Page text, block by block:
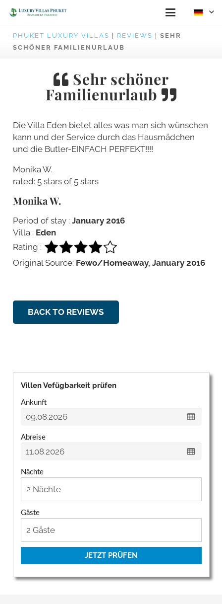
PHUKET LUXURY VILLAS REVIEWS
SEHR
SCHÖNER FAMILIENURLAUB
Sehr schöner
Familienurlaub
Die Villa Eden bietet alles was man sich wünschen
kann und der Service durch das Hausmädchen
und die Butler-EINFACH PERFEKT!!!!
Monika W.
rated: 5 stars of 5 stars
Monika W.
Period of stay : January 2016
Villa : Eden
Rating :
Original Source: Fewo/Homeaway, January 2016
BACK TO REVIEWS
Villen Vefügbarkeit prüfen
Ankunft
Abreise
Nächte
Gäste
JETZT PRÜFEN